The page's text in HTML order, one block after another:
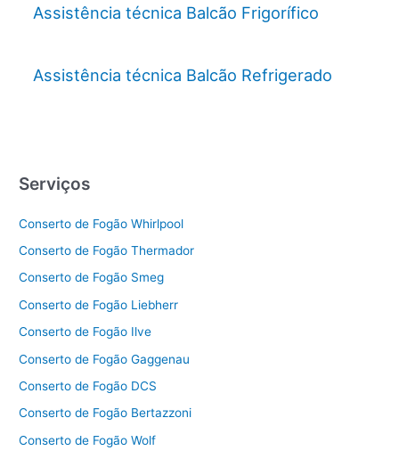
Assistência técnica Balcão Frigorífico
Assistência técnica Balcão Refrigerado
Serviços
Conserto de Fogão Whirlpool
Conserto de Fogão Thermador
Conserto de Fogão Smeg
Conserto de Fogão Liebherr
Conserto de Fogão Ilve
Conserto de Fogão Gaggenau
Conserto de Fogão DCS
Conserto de Fogão Bertazzoni
Conserto de Fogão Wolf